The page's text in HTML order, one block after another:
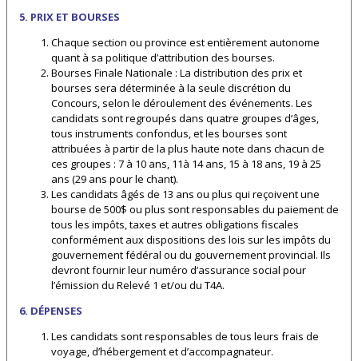
5. PRIX ET BOURSES
Chaque section ou province est entièrement autonome
quant à sa politique d’attribution des bourses.
Bourses Finale Nationale : La distribution des prix et
bourses sera déterminée à la seule discrétion du
Concours, selon le déroulement des événements. Les
candidats sont regroupés dans quatre groupes d’âges,
tous instruments confondus, et les bourses sont
attribuées à partir de la plus haute note dans chacun de
ces groupes : 7 à 10 ans, 11à 14 ans, 15 à 18 ans, 19 à 25
ans (29 ans pour le chant).
Les candidats âgés de 13 ans ou plus qui reçoivent une
bourse de 500$ ou plus sont responsables du paiement de
tous les impôts, taxes et autres obligations fiscales
conformément aux dispositions des lois sur les impôts du
gouvernement fédéral ou du gouvernement provincial. Ils
devront fournir leur numéro d’assurance social pour
l’émission du Relevé 1 et/ou du T4A.
6. DÉPENSES
Les candidats sont responsables de tous leurs frais de
voyage, d’hébergement et d’accompagnateur.